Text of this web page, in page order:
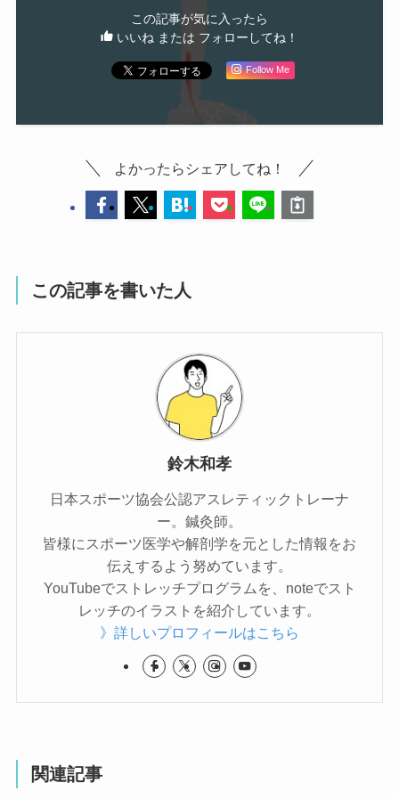
この記事が気に入ったら
いいね または フォローしてね！
Follow Me
よかったらシェアしてね！
この記事を書いた人
鈴木和孝
日本スポーツ協会公認アスレティックトレーナ
ー。鍼灸師。
皆様にスポーツ医学や解剖学を元とした情報をお
伝えするよう努めています。
YouTubeでストレッチプログラムを、noteでスト
レッチのイラストを紹介しています。
》詳しいプロフィールはこちら
関連記事